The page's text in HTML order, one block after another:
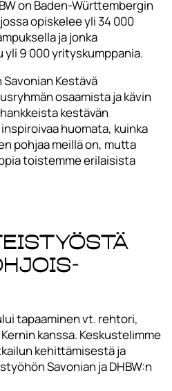
on Baden-Württembergin
opiskelee yli 34 000
ja jonka
9 000 yrityskumppania.
Kestävä
osaamista ja kävin
kestävän
huomata, kuinka
pohjaa meillä on, mutta
toistemme erilaisista
tapaaminen vt. rehtori,
kanssa. Keskustelimme
kehittämisestä ja
Savonian ja DHBW:n